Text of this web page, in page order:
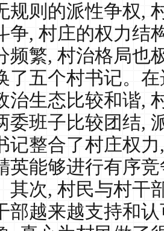
规则的派性争权,
争,村庄的权力结
频繁,村治格局也
了五个村书记。
治生态比较和谐,
委班子比较团结,
记整合了村庄权力
英能够进行有序竞
其次,村民与村干
部越来越支持和